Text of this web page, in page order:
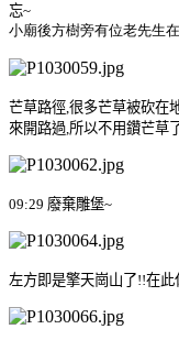
忘~
小廟後方樹旁有位老先生
芒草路徑 很多芒草被砍在
來開路過 所以不用鑽芒草
09:29 廢棄雕堡~
左方即是擎天崗山了!!在此